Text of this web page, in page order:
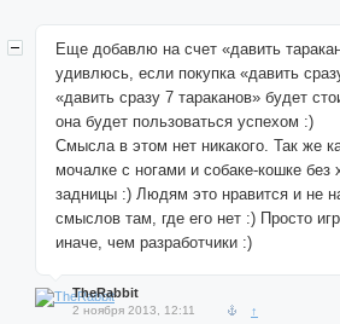
Еще добавлю на счет «давить
удивлюсь, если покупка «давить
«давить сразу 7 тараканов» будет
она будет пользоваться успехом :)
Смысла в этом нет никакого. Так же
мочалке с ногами и собаке-кошке без
задницы :) Людям это нравится и не
смыслов там, где его нет :) Просто
иначе, чем разработчики :)
TheRabbit
2 ноября 2013, 12:11 ↑